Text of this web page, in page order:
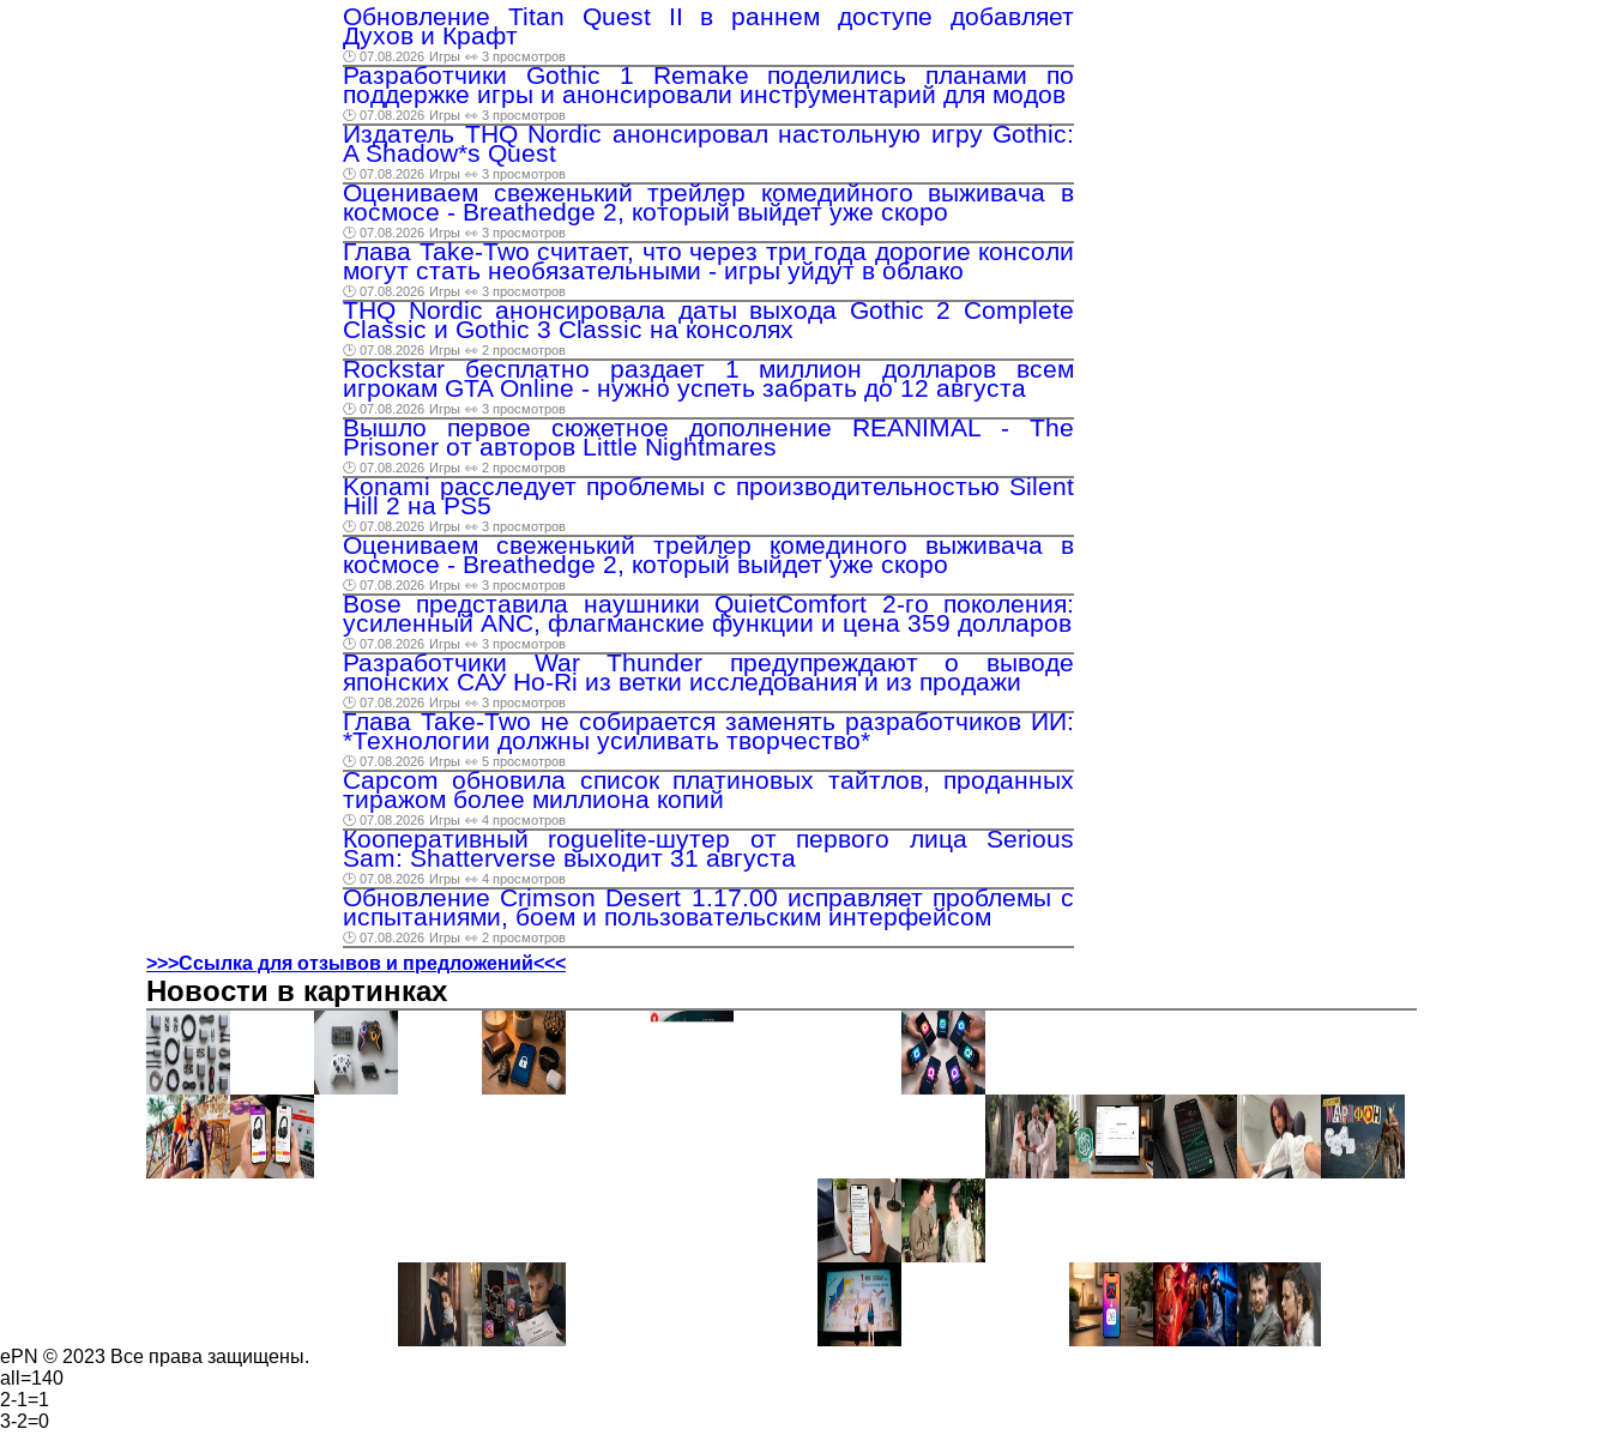
Обновление Titan Quest II в раннем доступе добавляет
Духов и Крафт
🕑 07.08.2026 Игры 👀 3 просмотров
Разработчики Gothic 1 Remake поделились планами по
поддержке игры и анонсировали инструментарий для модов
🕑 07.08.2026 Игры 👀 3 просмотров
Издатель THQ Nordic анонсировал настольную игру Gothic:
A Shadow*s Quest
🕑 07.08.2026 Игры 👀 3 просмотров
Оцениваем свеженький трейлер комедийного выживача в
космосе - Breathedge 2, который выйдет уже скоро
🕑 07.08.2026 Игры 👀 3 просмотров
Глава Take-Two считает, что через три года дорогие консоли
могут стать необязательными - игры уйдут в облако
🕑 07.08.2026 Игры 👀 3 просмотров
THQ Nordic анонсировала даты выхода Gothic 2 Complete
Classic и Gothic 3 Classic на консолях
🕑 07.08.2026 Игры 👀 2 просмотров
Rockstar бесплатно раздает 1 миллион долларов всем
игрокам GTA Online - нужно успеть забрать до 12 августа
🕑 07.08.2026 Игры 👀 3 просмотров
Вышло первое сюжетное дополнение REANIMAL - The
Prisoner от авторов Little Nightmares
🕑 07.08.2026 Игры 👀 2 просмотров
Konami расследует проблемы с производительностью Silent
Hill 2 на PS5
🕑 07.08.2026 Игры 👀 3 просмотров
Оцениваем свеженький трейлер комединого выживача в
космосе - Breathedge 2, который выйдет уже скоро
🕑 07.08.2026 Игры 👀 3 просмотров
Bose представила наушники QuietComfort 2-го поколения:
усиленный ANC, флагманские функции и цена 359 долларов
🕑 07.08.2026 Игры 👀 3 просмотров
Разработчики War Thunder предупреждают о выводе
японских САУ Ho-Ri из ветки исследования и из продажи
🕑 07.08.2026 Игры 👀 3 просмотров
Глава Take-Two не собирается заменять разработчиков ИИ:
*Технологии должны усиливать творчество*
🕑 07.08.2026 Игры 👀 5 просмотров
Capcom обновила список платиновых тайтлов, проданных
тиражом более миллиона копий
🕑 07.08.2026 Игры 👀 4 просмотров
Кооперативный roguelite-шутер от первого лица Serious
Sam: Shatterverse выходит 31 августа
🕑 07.08.2026 Игры 👀 4 просмотров
Обновление Crimson Desert 1.17.00 исправляет проблемы с
испытаниями, боем и пользовательским интерфейсом
🕑 07.08.2026 Игры 👀 2 просмотров
>>>Ссылка для отзывов и предложений<<<
Новости в картинках
ePN © 2023 Все права защищены.
all=140
2-1=1
3-2=0